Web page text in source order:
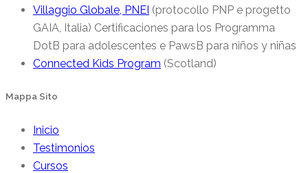
Villaggio Globale, PNEI (protocollo PNP e progetto
GAIA, Italia) Certificaciones para los Programma
DotB para adolescentes e PawsB para niños y niñas
Connected Kids Program (Scotland)
Mappa Sito
Inicio
Testimonios
Cursos